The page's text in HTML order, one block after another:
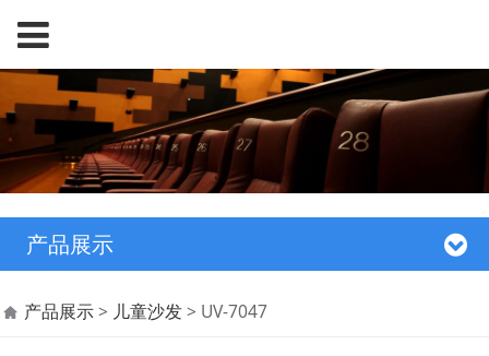
产品展示
UV-7047
产品展示> 儿童沙发> UV-7047